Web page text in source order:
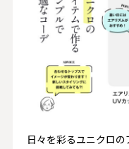
日々を彩るユニクロ